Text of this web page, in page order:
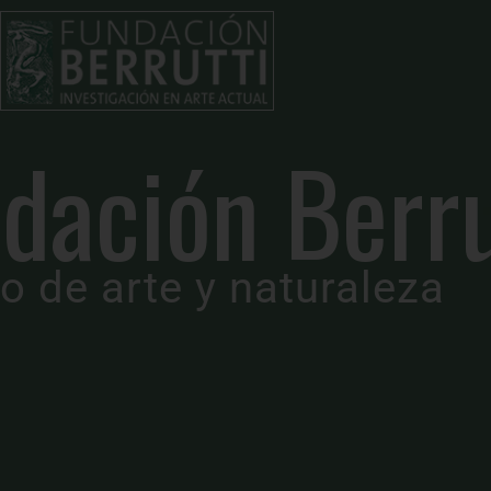
FUNDACIÓN
BERRUTTI
Inspirando
de arte y naturaleza